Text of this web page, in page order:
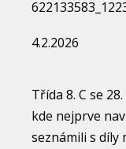
4.2.2026
Třída 8. C se
kde nejprve
seznámili s díly